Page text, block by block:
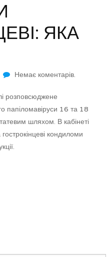
ЯКА
Немає коментарів.
розповсюджене
папіломавіруси 16 та 18
шляхом. В кабінеті
кондиломи